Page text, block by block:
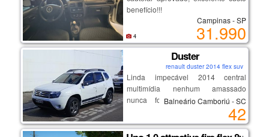
📲 chame agora no whatsapp e
agende sua visita. não perca essa
oportunidade!
benefício!!!
19 98313.3325 douglas
19.99515.0585 pietro
19 3272.3622 loja
avenida bueno de miranda, 17, vila
industrial, campinas-sp.
Campinas - SP
31.990
4
Duster
renault duster 2014 flex suv
Linda impecável 2014 central
multimídia nenhum amassado
nunca foi batida lacrada nada
Balneário Camboriú - SC
42